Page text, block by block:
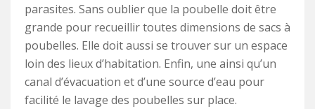
parasites. Sans oublier que la poubelle doit être
grande pour recueillir toutes dimensions de sacs à
poubelles. Elle doit aussi se trouver sur un espace
loin des lieux d’habitation. Enfin, une ainsi qu’un
canal d’évacuation et d’une source d’eau pour
facilité le lavage des poubelles sur place.